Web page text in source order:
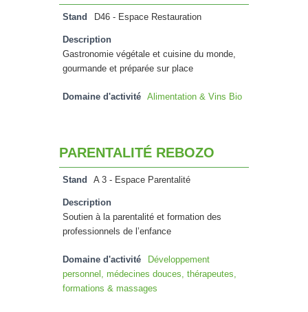
Stand D46 - Espace Restauration
Description
Gastronomie végétale et cuisine du monde,
gourmande et préparée sur place
Domaine d'activité Alimentation & Vins Bio
PARENTALITÉ REBOZO
Stand A 3 - Espace Parentalité
Description
Soutien à la parentalité et formation des
professionnels de l’enfance
Domaine d'activité
Développement
personnel, médecines douces, thérapeutes,
formations & massages